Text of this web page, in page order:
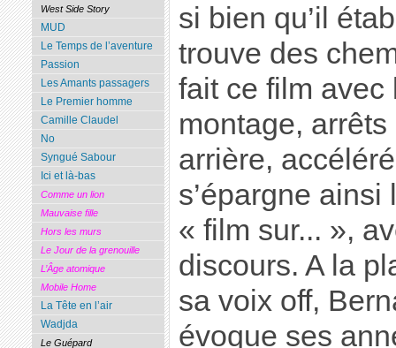
si bien qu’il
trouve des
fait ce film avec
montage,
arrière,
s’épargne
« film sur... »,
discours. A la
sa voix off,
évoque ses
West Side Story
MUD
Le Temps de l’aventure
Passion
Les Amants passagers
Le Premier homme
Camille Claudel
No
Syngué Sabour
Ici et là-bas
Comme un lion
Mauvaise fille
Hors les murs
Le Jour de la grenouille
L’Âge atomique
Mobile Home
La Tête en l’air
Wadjda
Le Guépard